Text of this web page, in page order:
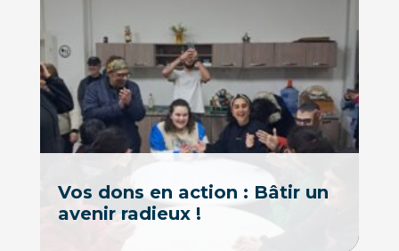
Vos dons en action : Bâtir un
avenir radieux !